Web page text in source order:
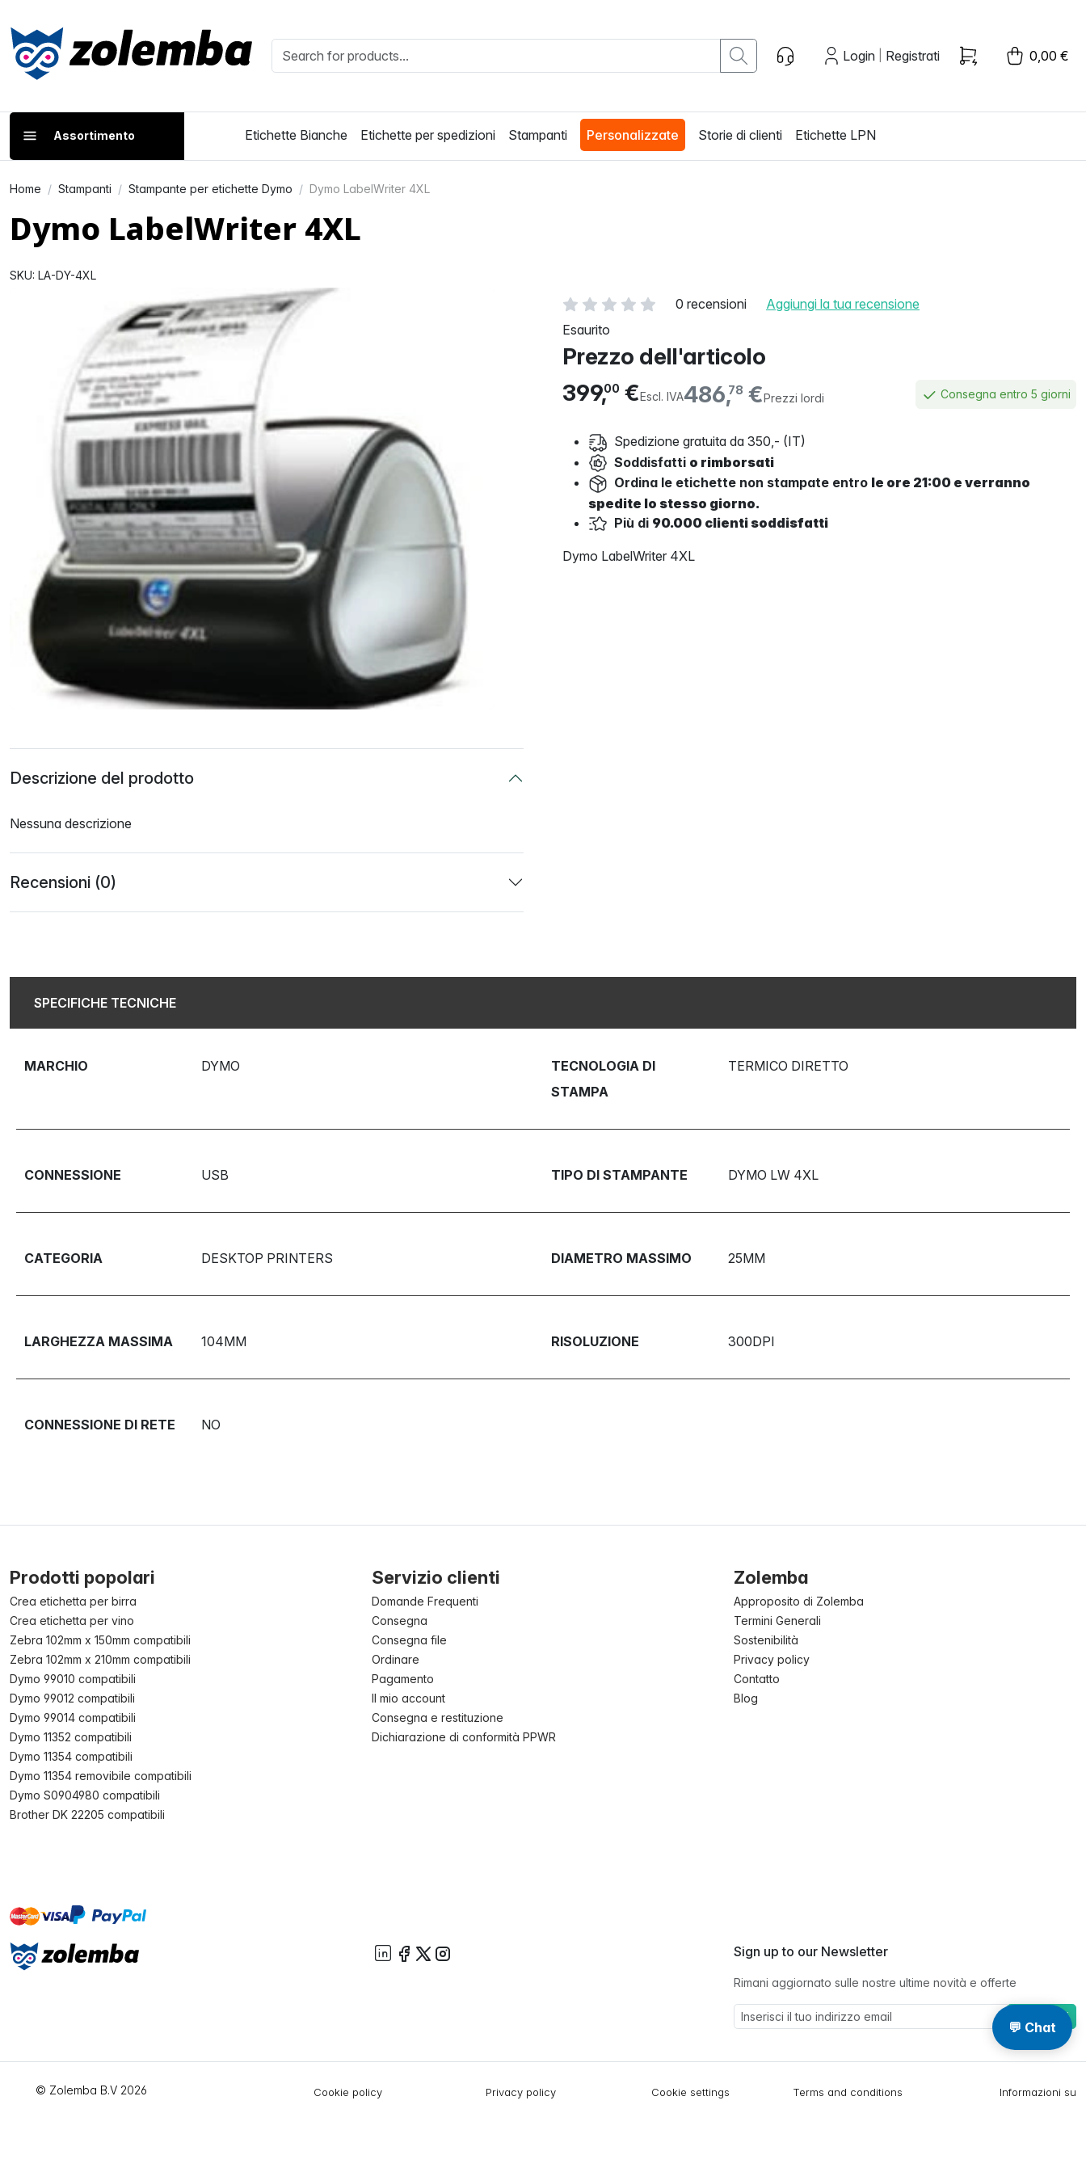
Login Registrati 0,00 €
Assortimento Etichette Bianche Etichette per spedizioni Stampanti Personalizzate Storie di clienti Etichette LPN
Home Stampanti Stampante per etichette Dymo Dymo LabelWriter 4XL
Dymo LabelWriter 4XL
SKU: LA-DY-4XL
0 recensioni
Aggiungi la tua recensione
Esaurito
Prezzo dell'articolo
486,78 €Prezzi lordi
399,00 €Escl. IVA Consegna entro 5 giorni
Spedizione gratuita da 350,- (IT)
Soddisfatti o rimborsati
Ordina le etichette non stampate entro le ore 21:00 e verranno
spedite lo stesso giorno.
Più di 90.000 clienti soddisfatti
Dymo LabelWriter 4XL
Descrizione del prodotto
Nessuna descrizione
Recensioni (0)
SPECIFICHE TECNICHE
MARCHIO DYMO
TECNOLOGIA DI
STAMPA
TERMICO DIRETTO
CONNESSIONE USB TIPO DI STAMPANTE DYMO LW 4XL
CATEGORIA DESKTOP PRINTERS DIAMETRO MASSIMO 25MM
LARGHEZZA MASSIMA 104MM RISOLUZIONE 300DPI
CONNESSIONE DI RETE NO
Prodotti popolari
Crea etichetta per birra
Crea etichetta per vino
Zebra 102mm x 150mm compatibili
Zebra 102mm x 210mm compatibili
Dymo 99010 compatibili
Dymo 99012 compatibili
Dymo 99014 compatibili
Dymo 11352 compatibili
Dymo 11354 compatibili
Dymo 11354 removibile compatibili
Dymo S0904980 compatibili
Brother DK 22205 compatibili
Servizio clienti
Domande Frequenti
Consegna
Consegna file
Ordinare
Pagamento
Il mio account
Consegna e restituzione
Dichiarazione di conformità PPWR
Zolemba
Approposito di Zolemba
Termini Generali
Sostenibilità
Privacy policy
Contatto
Blog
mastervisa paypal
Sign up to our Newsletter
Rimani aggiornato sulle nostre ultime novità e offerte
Abbonarsi
© Zolemba B.V 2026 Cookie policy Privacy policy Cookie settings Terms and conditions Informazioni su
💬 Chat